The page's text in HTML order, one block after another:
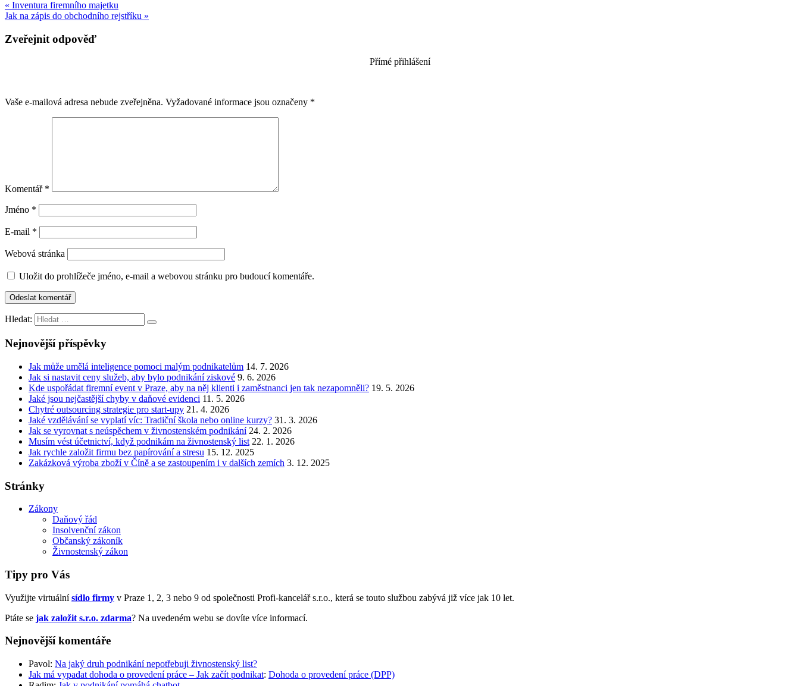
« Inventura firemního majetku
Jak na zápis do obchodního rejstříku »
Zveřejnit odpověď
Přímé přihlášení
Vaše e-mailová adresa nebude zveřejněna. Vyžadované informace jsou označeny *
Komentář *
Jméno *
E-mail *
Webová stránka
Uložit do prohlížeče jméno, e-mail a webovou stránku pro budoucí komentáře.
Hledat:
Nejnovější příspěvky
Jak může umělá inteligence pomoci malým podnikatelům 14. 7. 2026
Jak si nastavit ceny služeb, aby bylo podnikání ziskové 9. 6. 2026
Kde uspořádat firemní event v Praze, aby na něj klienti i zaměstnanci jen tak nezapomněli? 19. 5. 2026
Jaké jsou nejčastější chyby v daňové evidenci 11. 5. 2026
Chytré outsourcing strategie pro start-upy 21. 4. 2026
Jaké vzdělávání se vyplatí víc: Tradiční škola nebo online kurzy? 31. 3. 2026
Jak se vyrovnat s neúspěchem v živnostenském podnikání 24. 2. 2026
Musím vést účetnictví, když podnikám na živnostenský list 22. 1. 2026
Jak rychle založit firmu bez papírování a stresu 15. 12. 2025
Zakázková výroba zboží v Číně a se zastoupením i v dalších zemích 3. 12. 2025
Stránky
Zákony
Daňový řád
Insolvenční zákon
Občanský zákoník
Živnostenský zákon
Tipy pro Vás
Využijte virtuálnísídlo firmy v Praze 1, 2, 3 nebo 9 od společnosti Profi-kancelář s.r.o., která se touto službou zabývá již více jak 10 let.
Ptáte se jak založit s.r.o. zdarma? Na uvedeném webu se dovíte více informací.
Nejnovější komentáře
Pavol: Na jaký druh podnikání nepotřebuji živnostenský list?
Jak má vypadat dohoda o provedení práce – Jak začít podnikat: Dohoda o provedení práce (DPP)